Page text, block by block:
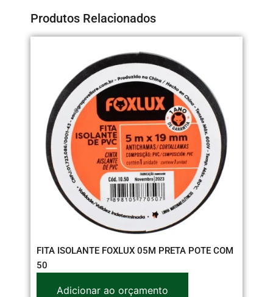
Produtos Relacionados
FITA ISOLANTE FOXLUX 05M PRETA POTE COM
50
Adicionar ao orçamento